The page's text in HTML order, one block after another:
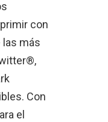
con
más
Con
el